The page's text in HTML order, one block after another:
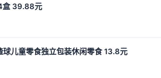
盒 39.88元
儿童零食独立包装休闲零食 13.8元